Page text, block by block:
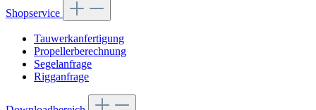
Shopservice
Tauwerkanfertigung
Propellerberechnung
Segelanfrage
Rigganfrage